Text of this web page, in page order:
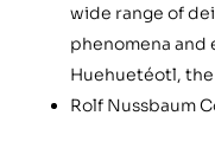
wide range of
phenomena and
Huehuetéotl, the
Rolf Nussbaum